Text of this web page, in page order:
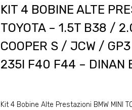
KIT 4 BOBINE ALTE
TOYOTA – 1.5T B38 /
COOPER S / JCW /
235I F40 F44 – DINAN
Kit 4 Bobine Alte Prestazioni BMW MINI